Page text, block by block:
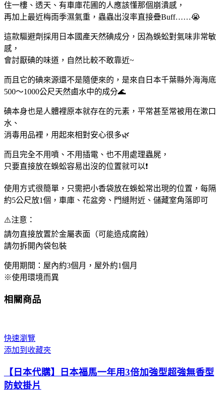
避
劑
5
枚
入
數
量
住一樓、透天、有車庫花圃的人應該懂那個崩潰感，
再加上最近梅雨季濕氣重，蟲蟲出沒率直接疊Buff……😭
這款驅避劑採用日本國產天然碘成分，因為蜈蚣對氣味非常敏
感，
會討厭碘的味道，自然比較不敢靠近~
而且它的碘來源還不是隨便來的，是來自日本千葉縣外海海底
500～1000公尺天然鹵水中的成分🌊
碘本身也是人體裡原本就存在的元素，平常甚至常被用在漱口
水、
消毒用品裡，用起來相對安心很多🌿
而且完全不用噴、不用插電、也不用處理蟲屍，
只要直接放在蜈蚣容易出沒的位置就可以❗
使用方式很簡單，只需把小香袋放在蜈蚣常出現的位置，每隔
約5公尺放1個，車庫、花盆旁、門縫附近、儲藏室角落即可
⚠️注意：
請勿直接放置於金屬表面（可能造成腐蝕）
請勿拆開內袋包裝
使用期間：屋內約3個月，屋外約1個月
※使用環境而異
相關商品
快速瀏覽
添加到收藏夾
【日本代購】日本福馬一年用3倍加強型超強無香型
防蚊掛片